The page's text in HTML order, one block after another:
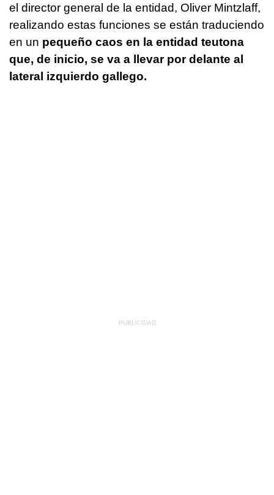
el director general de la entidad, Oliver Mintzlaff,
realizando estas funciones se están traduciendo
en un pequeño caos en la entidad teutona
que, de inicio, se va a llevar por delante al
lateral izquierdo gallego.